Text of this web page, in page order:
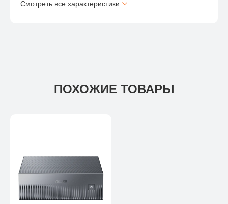
Смотреть все характеристики
ПОХОЖИЕ ТОВАРЫ